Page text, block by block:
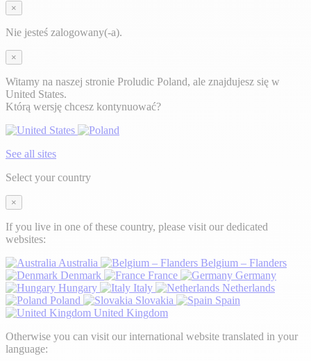
×
Nie jesteś zalogowany(-a).
×
Witamy na naszej stronie Proludic Poland, ale znajdujesz się w
United States.
Którą wersję chcesz kontynuować?
See all sites
Select your country
×
If you live in one of these country, please visit our dedicated
websites:
Australia
Belgium – Flanders
Denmark
France
Germany
Hungary
Italy
Netherlands
Poland
Slovakia
Spain
United Kingdom
Otherwise you can visit our international website translated in your
language: